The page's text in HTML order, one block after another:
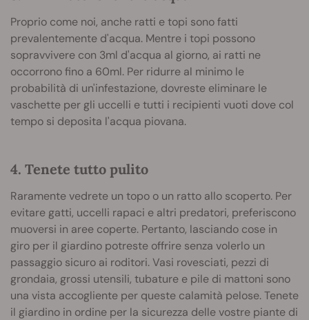
Proprio come noi, anche ratti e topi sono fatti
prevalentemente d'acqua. Mentre i topi possono
sopravvivere con 3ml d'acqua al giorno, ai ratti ne
occorrono fino a 60ml. Per ridurre al minimo le
probabilità di un'infestazione, dovreste eliminare le
vaschette per gli uccelli e tutti i recipienti vuoti dove col
tempo si deposita l'acqua piovana.
4. Tenete tutto pulito
Raramente vedrete un topo o un ratto allo scoperto. Per
evitare gatti, uccelli rapaci e altri predatori, preferiscono
muoversi in aree coperte. Pertanto, lasciando cose in
giro per il giardino potreste offrire senza volerlo un
passaggio sicuro ai roditori. Vasi rovesciati, pezzi di
grondaia, grossi utensili, tubature e pile di mattoni sono
una vista accogliente per queste calamità pelose. Tenete
il giardino in ordine per la sicurezza delle vostre piante di